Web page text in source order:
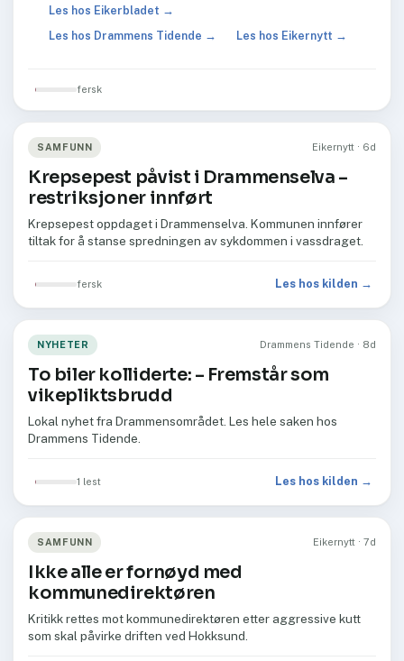
Les hos Eikerbladet →
Les hos Drammens Tidende →
Les hos Eikernytt →
fersk
SAMFUNN Eikernytt · 6d
Krepsepest påvist i Drammenselva –
restriksjoner innført
Krepsepest oppdaget i Drammenselva. Kommunen innfører
tiltak for å stanse spredningen av sykdommen i vassdraget.
fersk Les hos kilden →
NYHETER Drammens Tidende · 8d
To biler kolliderte: –⁠ Fremstår som
vikepliktsbrudd
Lokal nyhet fra Drammensområdet. Les hele saken hos
Drammens Tidende.
1 lest Les hos kilden →
SAMFUNN Eikernytt · 7d
Ikke alle er fornøyd med
kommunedirektøren
Kritikk rettes mot kommunedirektøren etter aggressive kutt
som skal påvirke driften ved Hokksund.